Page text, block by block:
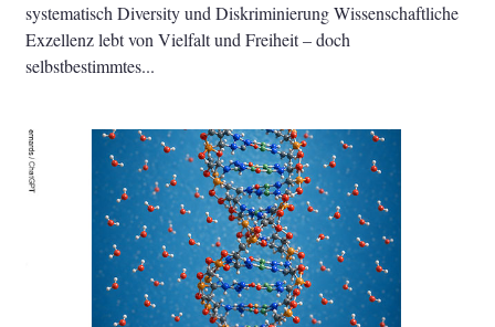
systematisch Diversity und Diskriminierung Wissenschaftliche
Exzellenz lebt von Vielfalt und Freiheit – doch
selbstbestimmtes